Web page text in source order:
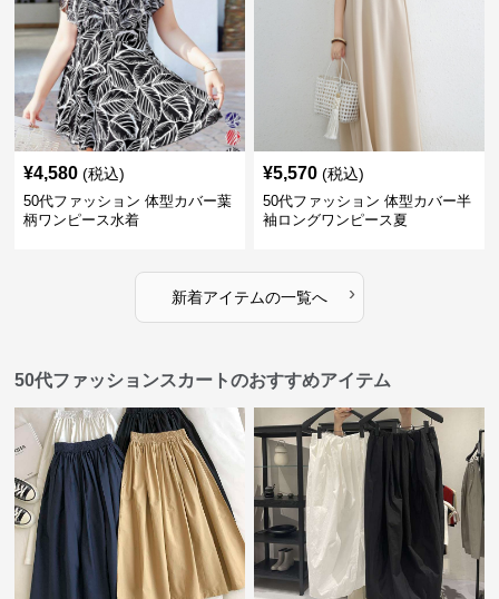
¥4,580 (税込)
50代ファッション 体型カバー葉
柄ワンピース水着
¥5,570 (税込)
50代ファッション 体型カバー半
袖ロングワンピース夏
新着アイテムの一覧へ ›
50代ファッションスカートのおすすめアイテム